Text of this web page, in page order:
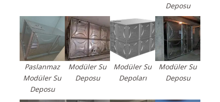
Deposu
Paslanmaz
Modüler Su
Deposu
Modüler Su
Deposu
Modüler Su
Depoları
Modüler Su
Deposu